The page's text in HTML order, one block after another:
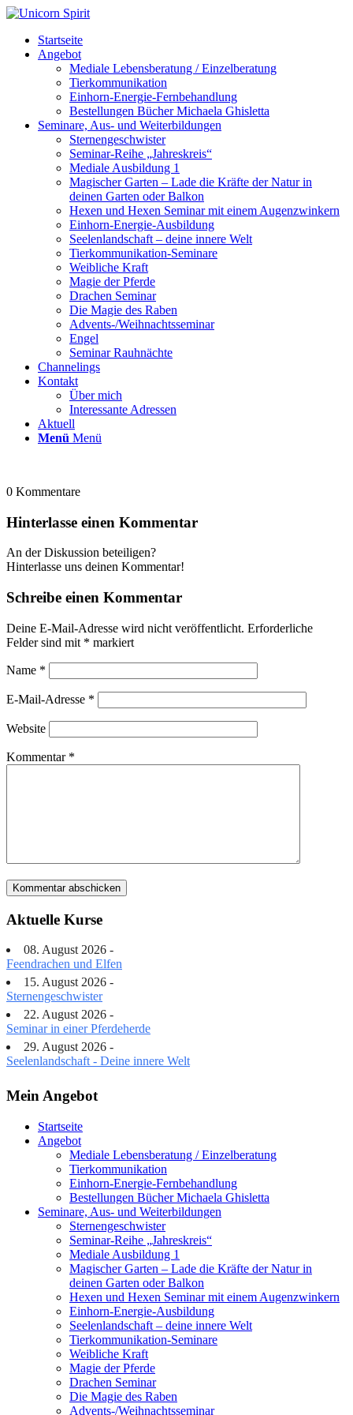
Startseite
Angebot
Mediale Lebensberatung / Einzelberatung
Tierkommunikation
Einhorn-Energie-Fernbehandlung
Bestellungen Bücher Michaela Ghisletta
Seminare, Aus- und Weiterbildungen
Sternengeschwister
Seminar-Reihe „Jahreskreis“
Mediale Ausbildung 1
Magischer Garten – Lade die Kräfte der Natur in
deinen Garten oder Balkon
Hexen und Hexen Seminar mit einem Augenzwinkern
Einhorn-Energie-Ausbildung
Seelenlandschaft – deine innere Welt
Tierkommunikation-Seminare
Weibliche Kraft
Magie der Pferde
Drachen Seminar
Die Magie des Raben
Advents-/Weihnachtsseminar
Engel
Seminar Rauhnächte
Channelings
Kontakt
Über mich
Interessante Adressen
Aktuell
Menü Menü
0 Kommentare
Hinterlasse einen Kommentar
An der Diskussion beteiligen?
Hinterlasse uns deinen Kommentar!
Schreibe einen Kommentar
Deine E-Mail-Adresse wird nicht veröffentlicht. Erforderliche
Felder sind mit * markiert
Name *
E-Mail-Adresse *
Website
Kommentar *
Aktuelle Kurse
08. August 2026 -
Feendrachen und Elfen
15. August 2026 -
Sternengeschwister
22. August 2026 -
Seminar in einer Pferdeherde
29. August 2026 -
Seelenlandschaft - Deine innere Welt
Mein Angebot
Startseite
Angebot
Mediale Lebensberatung / Einzelberatung
Tierkommunikation
Einhorn-Energie-Fernbehandlung
Bestellungen Bücher Michaela Ghisletta
Seminare, Aus- und Weiterbildungen
Sternengeschwister
Seminar-Reihe „Jahreskreis“
Mediale Ausbildung 1
Magischer Garten – Lade die Kräfte der Natur in
deinen Garten oder Balkon
Hexen und Hexen Seminar mit einem Augenzwinkern
Einhorn-Energie-Ausbildung
Seelenlandschaft – deine innere Welt
Tierkommunikation-Seminare
Weibliche Kraft
Magie der Pferde
Drachen Seminar
Die Magie des Raben
Advents-/Weihnachtsseminar